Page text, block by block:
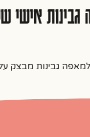
אישי
גבינות מבצק